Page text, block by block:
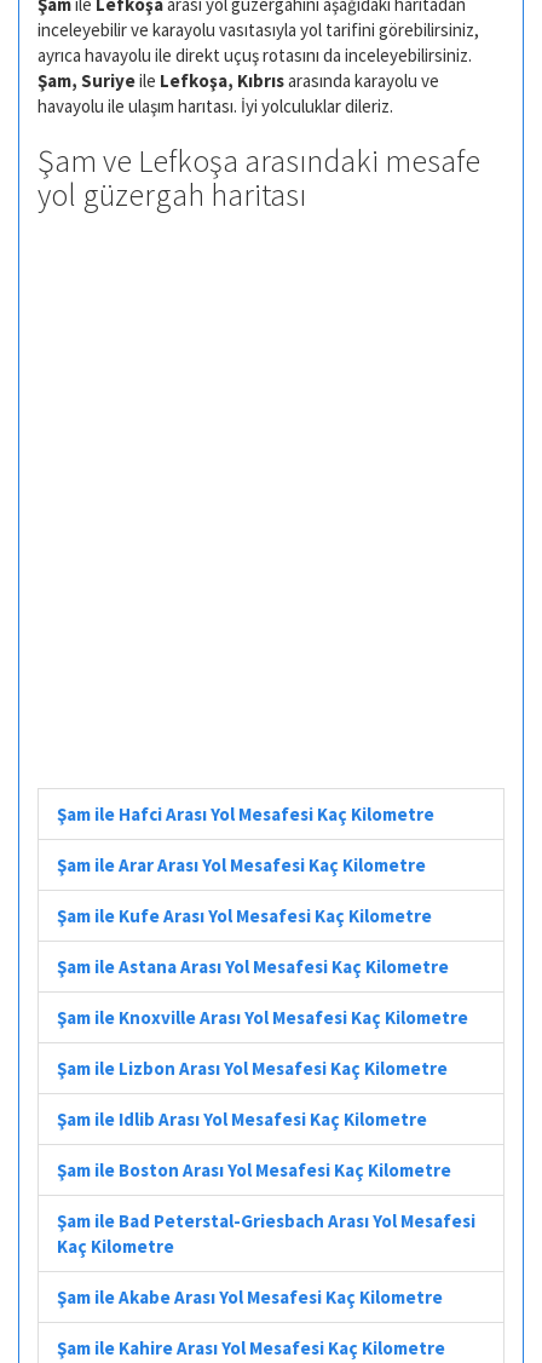
inceleyebilir ve karayolu vasıtasıyla yol tarifini görebilirsiniz,
ayrıca havayolu ile direkt uçuş rotasını da inceleyebilirsiniz.
Şam, Suriyeile Lefkoşa, Kıbrısarasında karayolu ve
havayolu ile ulaşım harıtası. İyi yolculuklar dileriz.
Şam ve Lefkoşa arasındaki mesafe
yol güzergah haritası
Şam ile Hafci Arası Yol Mesafesi Kaç Kilometre
Şam ile Arar Arası Yol Mesafesi Kaç Kilometre
Şam ile Kufe Arası Yol Mesafesi Kaç Kilometre
Şam ile Astana Arası Yol Mesafesi Kaç Kilometre
Şam ile Knoxville Arası Yol Mesafesi Kaç Kilometre
Şam ile Lizbon Arası Yol Mesafesi Kaç Kilometre
Şam ile Idlib Arası Yol Mesafesi Kaç Kilometre
Şam ile Boston Arası Yol Mesafesi Kaç Kilometre
Şam ile Bad Peterstal-Griesbach Arası Yol Mesafesi
Kaç Kilometre
Şam ile Akabe Arası Yol Mesafesi Kaç Kilometre
Şam ile Kahire Arası Yol Mesafesi Kaç Kilometre